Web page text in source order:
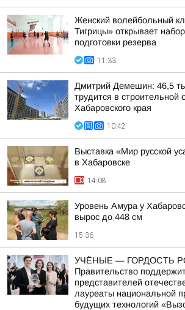
Женский волейбольный
Тигрицы» открывает
подготовки резерва
11:33
Дмитрий Демешин: 46,5
трудится в строительной
Хабаровского края
10:42
Выставка «Мир русской
в Хабаровске
14:08
Уровень Амура у
вырос до 448 см
15:36
УЧЁНЫЕ — ГОРДОСТЬ
Правительство
представителей
лауреаты национальной
будущих технологий